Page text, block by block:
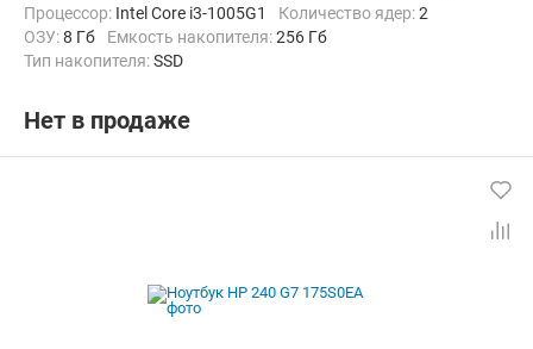
Процессор: Intel Core i3-1005G1 Количество ядер:2
ОЗУ:8 Гб Емкость накопителя:256 Гб
Тип накопителя:SSD
Операционная система:
Вес:1.52 кг
Нет в продаже